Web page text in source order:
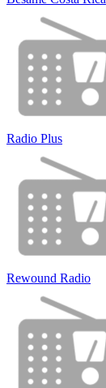
Radio Plus
Rewound Radio